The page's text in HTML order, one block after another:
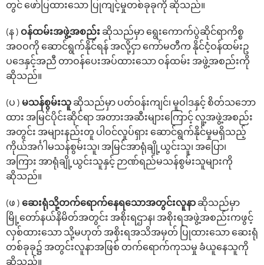
တွင် ဖော်ပြထားသော ပြုကျင့်မှုတစ်ခုခုကို ဆိုသည်။
(န ) ဝန်ထမ်းအဖွဲ့အစည်း ဆိုသည်မှာ ရွေးကောက်ပွဲဆိုင်ရာကိစ္စ
အဝဝကို ဆောင်ရွက်နိုင်ရန် အလို့ငှာ ကော်မတီက နိုင်ငံ့ဝန်ထမ်းဥ
ပ‌ဒေနှင့်အညီ တာဝန်ပေးအပ်ထားသော ဝန်ထမ်း အဖွဲ့အစည်းကို
ဆိုသည်။
(ပ ) မသန်စွမ်းသူ ဆိုသည်မှာ ပတ်ဝန်းကျင်၊ မူဝါဒနှင့် စိတ်သဘော
ထား အမြင်ပိုင်းဆိုင်ရာ အတားအဆီးများကြောင့် လူ့အဖွဲ့အစည်း
အတွင်း အများနည်းတူ ပါဝင်လှုပ်ရှား ဆောင်ရွက်နိုင်မှုမရှိသည့်
ကိုယ်အင်္ဂါမသန်စွမ်းသူ၊ အမြင်အာရုံချို့ယွင်းသူ၊ အပြော၊
အကြား အာရုံချို့ယွင်းသူနှင့် ဉာဏ်ရည်မသန်စွမ်းသူများကို
ဆိုသည်။
(ဖ ) ဆေးရုံသို့တက်ရောက်နေရသောအတွင်းလူနာ ဆိုသည်မှာ
မြို့တော်နယ်နိမိတ်အတွင်း အစိုးရဌာန၊ အစိုးရအဖွဲ့အစည်းကဖွင့်
လှစ်ထားသော သို့မဟုတ် အစိုးရအသိအမှတ် ပြုထားသော ဆေးရုံ
တစ်ခုခု၌ အတွင်းလူနာအဖြစ် တက်ရောက်ကုသမှု ခံယူနေသူကို
ဆိုသည်။